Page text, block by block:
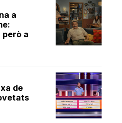
a
però a
de